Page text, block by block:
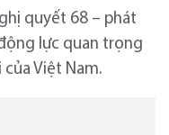
quyết 68 – phát
lực quan trọng
Việt Nam.